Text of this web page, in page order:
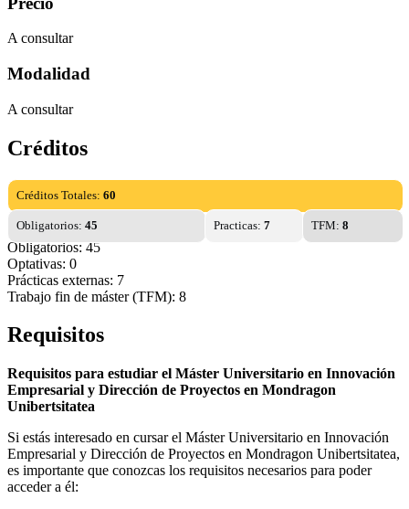
A consultar
Modalidad
A consultar
Créditos
Créditos Totales: 60
Obligatorios: 45 Practicas: 7 TFM: 8
Obligatorios: 45
Optativas: 0
Prácticas externas: 7
Trabajo fin de máster (TFM): 8
Requisitos
Requisitos para estudiar el Máster Universitario en Innovación
Empresarial y Dirección de Proyectos en Mondragon
Unibertsitatea
Si estás interesado en cursar el Máster Universitario en Innovación
Empresarial y Dirección de Proyectos en Mondragon Unibertsitatea,
es importante que conozcas los requisitos necesarios para poder
acceder a él: